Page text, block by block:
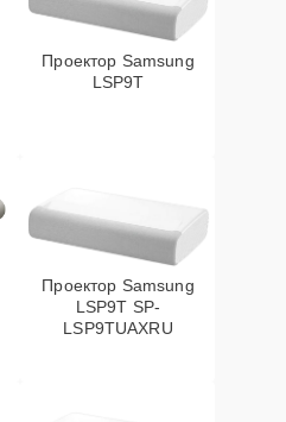
Проектор Samsung
LSP9T
Проектор Samsung
LSP9T SP-
LSP9TUAXRU